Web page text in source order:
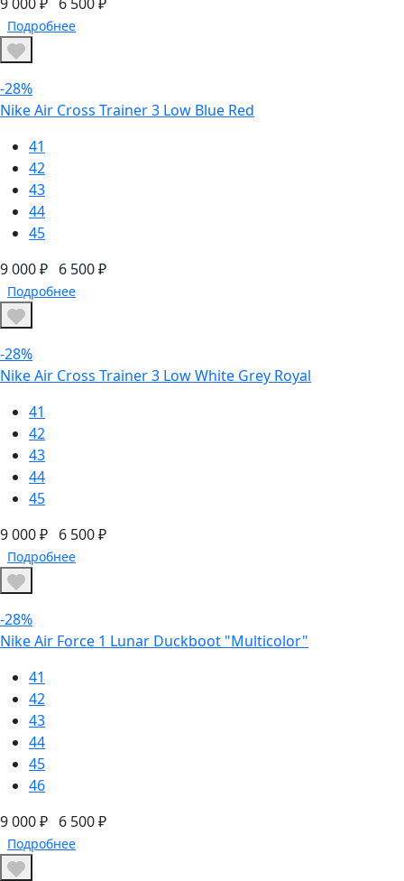
Подробнее
-28%
Nike Air Cross Trainer 3 Low Blue Red
41
42
43
44
45
9 000 ₽ 6 500 ₽
Подробнее
-28%
Nike Air Cross Trainer 3 Low White Grey Royal
41
42
43
44
45
9 000 ₽ 6 500 ₽
Подробнее
-28%
Nike Air Force 1 Lunar Duckboot "Multicolor"
41
42
43
44
45
46
9 000 ₽ 6 500 ₽
Подробнее